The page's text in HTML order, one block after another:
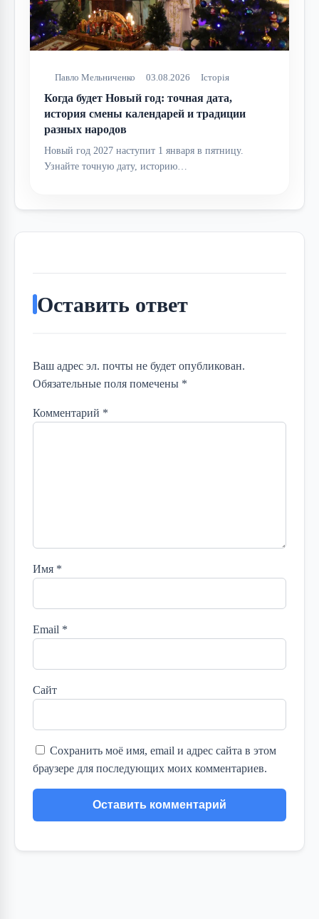
Павло Мельниченко 03.08.2026 Історія
Когда будет Новый год: точная дата,
история смены календарей и традиции
разных народов
Новый год 2027 наступит 1 января в пятницу.
Узнайте точную дату, историю…
Оставить ответ
Ваш адрес эл. почты не будет опубликован.
Обязательные поля помечены *
Комментарий *
Имя *
Email *
Сайт
Сохранить моё имя, email и адрес сайта в этом
браузере для последующих моих комментариев.